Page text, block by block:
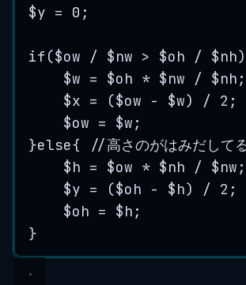
$y = 0 ;
if ($ow / $nw > $oh / $nh
$w = $oh * $nw / $nh ;
$x = ($ow - $w) / 2 ;
$ow = $w ;
}else{
//高さのがはみだして
$h = $ow * $nh / $nw ;
$y = ($oh - $h) / 2 ;
$oh = $h ;
}